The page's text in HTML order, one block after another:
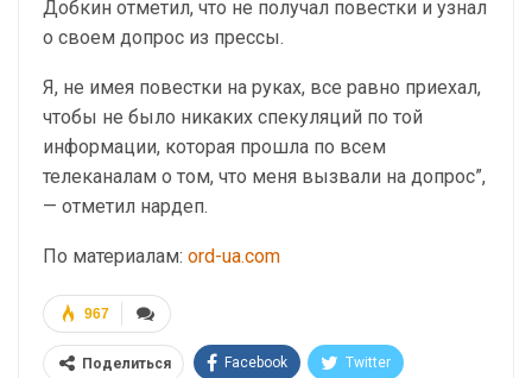
Добкин отметил, что не получал повестки и узнал
о своем допрос из прессы.
Я, не имея повестки на руках, все равно приехал,
чтобы не было никаких спекуляций по той
информации, которая прошла по всем
телеканалам о том, что меня вызвали на допрос”,
— отметил нардеп.
По материалам: ord-ua.com
967
Поделиться Facebook Twitter